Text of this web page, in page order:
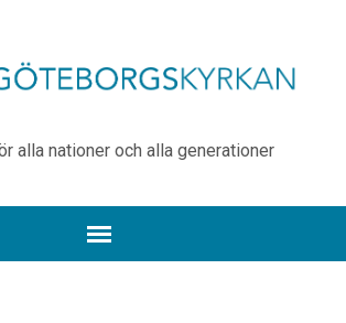
alla nationer och alla generationer